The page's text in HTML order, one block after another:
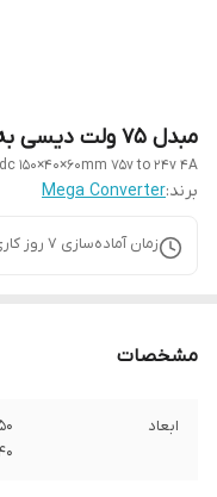
مبدل ۷۵ ولت دیسی به ۲۴ ولت دیسی ۴ آمپر لوکوموتیو
150×40×60mm 75v to 24v 4A
برند:Mega Converter
زمان آماده‌سازی 7 روز
مشخصات
ابعاد
۴۰میلیمتر